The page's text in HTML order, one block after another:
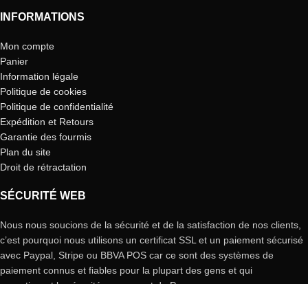
INFORMATIONS
Mon compte
Panier
Information légale
Politique de cookies
Politique de confidentialité
Expédition et Retours
Garantie des fourmis
Plan du site
Droit de rétractation
SÉCURITÉ WEB
Nous nous soucions de la sécurité et de la satisfaction de nos clients,
c’est pourquoi nous utilisons un certificat SSL et un paiement sécurisé
avec Paypal, Stripe ou BBVA POS car ce sont des systèmes de
paiement connus et fiables pour la plupart des gens et qui